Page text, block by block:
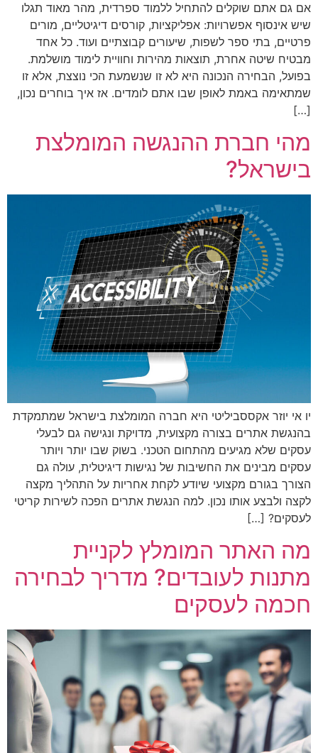
אם גם אתם שוקלים להתחיל ללמוד ספרדית, מהר מאוד תגלו
שיש אינסוף אפשרויות: אפליקציות, קורסים דיגיטליים, מורים
פרטיים, בתי ספר לשפות, שיעורים קבוצתיים ועוד. כל אחד
מבטיח שיטה אחרת, תוצאות מהירות וחוויית לימוד מושלמת.
בפועל, הבחירה הנכונה היא לא זו שנשמעת הכי נוצצת, אלא זו
שמתאימה באמת לאופן שבו אתם לומדים. אז איך בוחרים נכון,
[…]
מהי חברת ההנגשה המומלצת
בישראל?
יו אי יוזר אקססביליטי היא חברה המומלצת בישראל שמתמקדת
בהנגשת אתרים בצורה מקצועית, מדויקת ונגישה גם לבעלי
עסקים שלא מגיעים מהתחום הטכני. בשוק שבו יותר ויותר
עסקים מבינים את החשיבות של נגישות דיגיטלית, עולה גם
הצורך בגורם מקצועי שיודע לקחת אחריות על התהליך מקצה
לקצה ולבצע אותו נכון. למה הנגשת אתרים הפכה לשירות קריטי
לעסקים? […]
מה האתר המומלץ לקניית
מתנות לעובדים? מדריך לבחירה
חכמה לעסקים